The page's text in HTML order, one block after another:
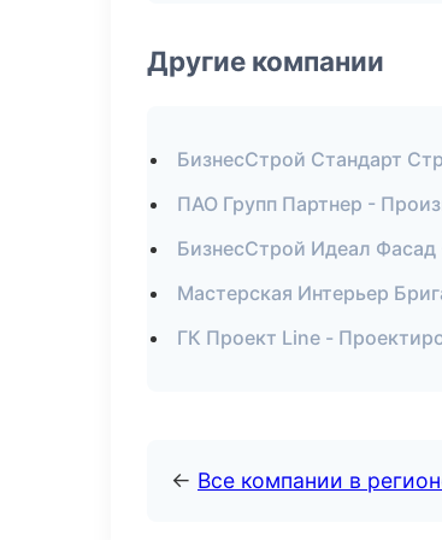
Другие компании
БизнесСтрой Стандарт
ПАО Групп Партнер -
БизнесСтрой Идеал
Мастерская Интерьер
ГК Проект Line -
← Все компании в